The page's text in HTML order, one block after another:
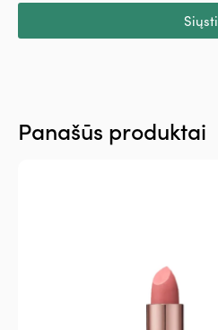
Siųsti
Panašūs produktai